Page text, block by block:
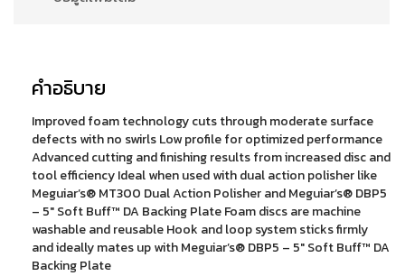
คำอธิบาย
Improved foam technology cuts through moderate surface
defects with no swirls Low profile for optimized performance
Advanced cutting and finishing results from increased disc and
tool efficiency Ideal when used with dual action polisher like
Meguiar’s® MT300 Dual Action Polisher and Meguiar’s® DBP5
– 5″ Soft Buff™ DA Backing Plate Foam discs are machine
washable and reusable Hook and loop system sticks firmly
and ideally mates up with Meguiar’s® DBP5 – 5″ Soft Buff™ DA
Backing Plate